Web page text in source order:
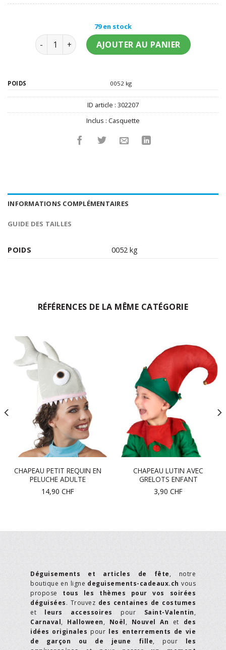
79 en stock
quantité de Casquette avec hélice adulte
AJOUTER AU PANIER
POIDS 0052 kg
ID article : 302207
Inclus : Casquette
INFORMATIONS COMPLÉMENTAIRES
GUIDE DES TAILLES
POIDS 0052 kg
RÉFÉRENCES DE LA MÊME CATÉGORIE
CHAPEAU PETIT REQUIN EN
PELUCHE ADULTE
14,90 CHF
CHAPEAU LUTIN AVEC
GRELOTS ENFANT
3,90 CHF
Déguisements et articles de fête, notre
boutique en ligne deguisements-cadeaux.ch vous
propose tous les thèmes pour vos soirées
déguisées. Trouvez des centaines de costumes
et leurs accessoires pour Saint-Valentin,
Carnaval, Halloween, Noël, Nouvel An et des
idées originales pour les enterrements de vie
de garçon ou de jeune fille, pour les